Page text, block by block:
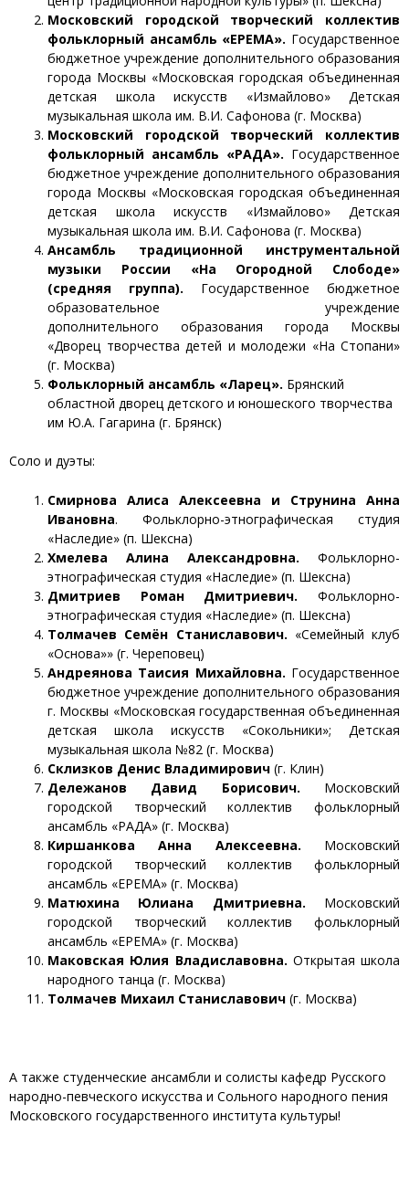
Московский городской творческий коллектив
фольклорный ансамбль «ЕРЕМА». Государственное
бюджетное учреждение дополнительного образования
города Москвы «Московская городская объединенная
детская школа искусств «Измайлово» Детская
музыкальная школа им. В.И. Сафонова (г. Москва)
Московский городской творческий коллектив
фольклорный ансамбль «РАДА». Государственное
бюджетное учреждение дополнительного образования
города Москвы «Московская городская объединенная
детская школа искусств «Измайлово» Детская
музыкальная школа им. В.И. Сафонова (г. Москва)
Ансамбль традиционной инструментальной
музыки России «На Огородной Слободе»
(средняя группа). Государственное бюджетное
образовательное учреждение
дополнительного образования города Москвы
«Дворец творчества детей и молодежи «На Стопани»
(г. Москва)
Фольклорный ансамбль «Ларец». Брянский
областной дворец детского и юношеского творчества
им Ю.А. Гагарина (г. Брянск)
Соло и дуэты:
Смирнова Алиса Алексеевна и Струнина Анна
Ивановна. Фольклорно-этнографическая студия
«Наследие» (п. Шексна)
Хмелева Алина Александровна. Фольклорно-
этнографическая студия «Наследие» (п. Шексна)
Дмитриев Роман Дмитриевич. Фольклорно-
этнографическая студия «Наследие» (п. Шексна)
Толмачев Семён Станиславович. «Семейный клуб
«Основа»» (г. Череповец)
Андреянова Таисия Михайловна. Государственное
бюджетное учреждение дополнительного образования
г. Москвы «Московская государственная объединенная
детская школа искусств «Сокольники»; Детская
музыкальная школа №82 (г. Москва)
Склизков Денис Владимирович (г. Клин)
Дележанов Давид Борисович. Московский
городской творческий коллектив фольклорный
ансамбль «РАДА» (г. Москва)
Киршанкова Анна Алексеевна. Московский
городской творческий коллектив фольклорный
ансамбль «ЕРЕМА» (г. Москва)
Матюхина Юлиана Дмитриевна. Московский
городской творческий коллектив фольклорный
ансамбль «ЕРЕМА» (г. Москва)
Маковская Юлия Владиславовна. Открытая школа
народного танца (г. Москва)
Толмачев Михаил Станиславович (г. Москва)
А также студенческие ансамбли и солисты кафедр Русского
народно-певческого искусства и Сольного народного пения
Московского государственного института культуры!